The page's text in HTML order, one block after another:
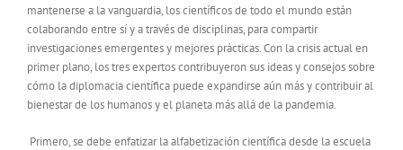
mantenerse a la vanguardia, los científicos de todo el mundo están
colaborando entre sí y a través de disciplinas, para compartir
investigaciones emergentes y mejores prácticas. Con la crisis actual en
primer plano, los tres expertos contribuyeron sus ideas y consejos sobre
cómo la diplomacia científica puede expandirse aún más y contribuir al
bienestar de los humanos y el planeta más allá de la pandemia.
Primero, se debe enfatizar la alfabetización científica desde la escuela